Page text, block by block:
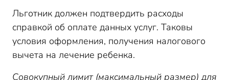
Льготник должен подтвердить расходы
справкой об оплате данных услуг. Таковы
условия оформления, получения налогового
вычета на лечение ребенка.
Совокупный лимит (максимальный размер) для